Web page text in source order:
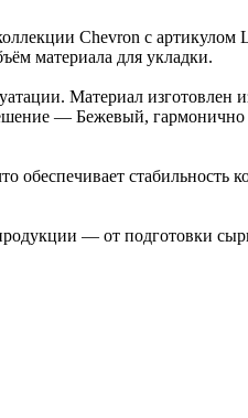
Chevron с артикулом
материала для укладки.
Материал изготовлен
— Бежевый,
стабильность
— от подготовки